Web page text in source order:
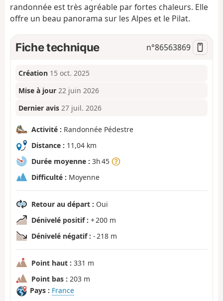
a
o
randonnée est très agréable par fortes chaleurs. Elle
offre un beau panorama sur les Alpes et le Pilat.
Fiche technique n°86563869
Création 15 oct. 2025
Mise à jour 22 juin 2026
Dernier avis 27 juil. 2026
Activité : Randonnée Pédestre
Distance : 11,04 km
Durée moyenne : 3h 45
Difficulté : Moyenne
Retour au départ : Oui
Dénivelé positif : + 200 m
Dénivelé négatif : - 218 m
Point haut : 331 m
Point bas : 203 m
Pays : France